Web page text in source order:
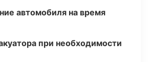
автомобиля на время
при необходимости